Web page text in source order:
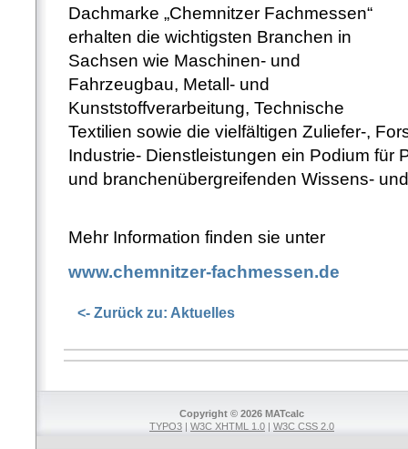
Dachmarke „Chemnitzer Fachmessen“
erhalten die wichtigsten Branchen in
Sachsen wie Maschinen- und
Fahrzeugbau, Metall- und
Kunststoffverarbeitung, Technische
Textilien sowie die vielfältigen Zuliefer-,
Industrie- Dienstleistungen ein Podium für
und branchenübergreifenden Wissens-
Mehr Information finden sie unter
www.chemnitzer-fachmessen.de
<- Zurück zu: Aktuelles
Copyright © 2026 MATcalc
TYPO3 | W3C XHTML 1.0 | W3C CSS 2.0